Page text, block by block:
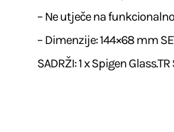
– Ne utječe na
– Dimenzije: 144×68 mm
SADRŽI: 1 x Spigen